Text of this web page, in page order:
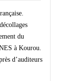
du
à Kourou.
d’auditeurs